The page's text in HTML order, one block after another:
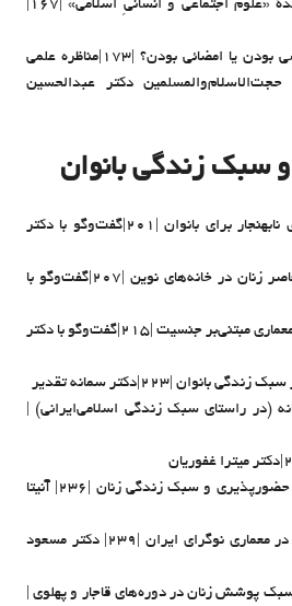
اسلامیت یک حکم، به تأسیسی بودن یا امضائی بودن؟ |۱۷۳|مناظره علمی
دکتر عبدالحسین
سبک زندگی بانوان
معماری جدید و زیست‌گاه‌های نابهنجار برای بانوان |۲۰۱|گفت‌وگو با دکتر
آسیب‌شناسی سبک‌زندگی معاصر زنان در خانه‌های نوین |۲۰۷|گفت‌وگو با
نقش حکمت در تعریف فضای معماری مبتنی‌بر جنسیت |۲۱۵|گفت‌وگو با دکتر
|۲۲۳|دکتر سمانه تقدیر
(در راستای سبک زندگی اسلامی‌ایرانی) |
تأثیر معماری شهری بر میزان حضورپذیری و سبک زندگی زنان |۲۳۶| آنیتا
محو تدریجی قلمروهای زنانه در معماری نوگرای ایران |۲۳۹| دکتر مسعود
سبک پوشش زنان در دوره‌های قاجار و پهلوی |